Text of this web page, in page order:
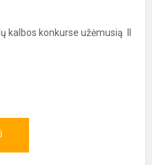
kalbos konkurse užėmusią II